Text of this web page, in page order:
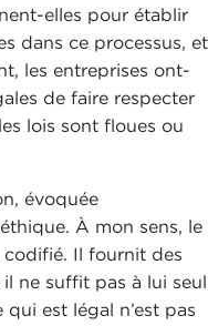
elles pour établir
dans ce processus, et
les entreprises ont-
de faire respecter
lois sont floues ou
évoquée
À mon sens, le
Il fournit des
ne suffit pas à lui seul
qui est légal n’est pas